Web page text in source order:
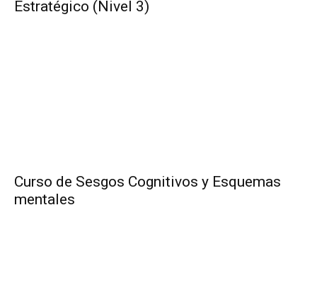
Estratégico (Nivel 3)
Curso de Sesgos Cognitivos y Esquemas
mentales